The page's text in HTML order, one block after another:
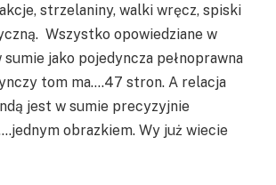
strzelaniny, walki wręcz, spiski
Wszystko opowiedziane w
sumie jako pojedyncza pełnoprawna
tom ma….47 stron. A relacja
jest w sumie precyzyjnie
obrazkiem. Wy już wiecie